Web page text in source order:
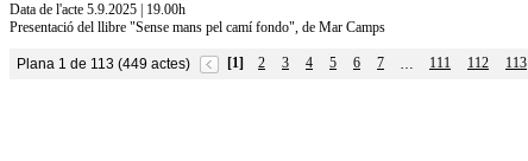
Data de l'acte 5.9.2025 | 19.00h
Presentació del llibre "Sense mans pel camí fondo", de Mar Camps
Plana 1 de 113 (449 actes) [1] 2 3 4 5 6 7 … 111 112
113